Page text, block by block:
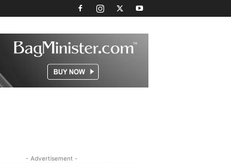
- Advertisement -